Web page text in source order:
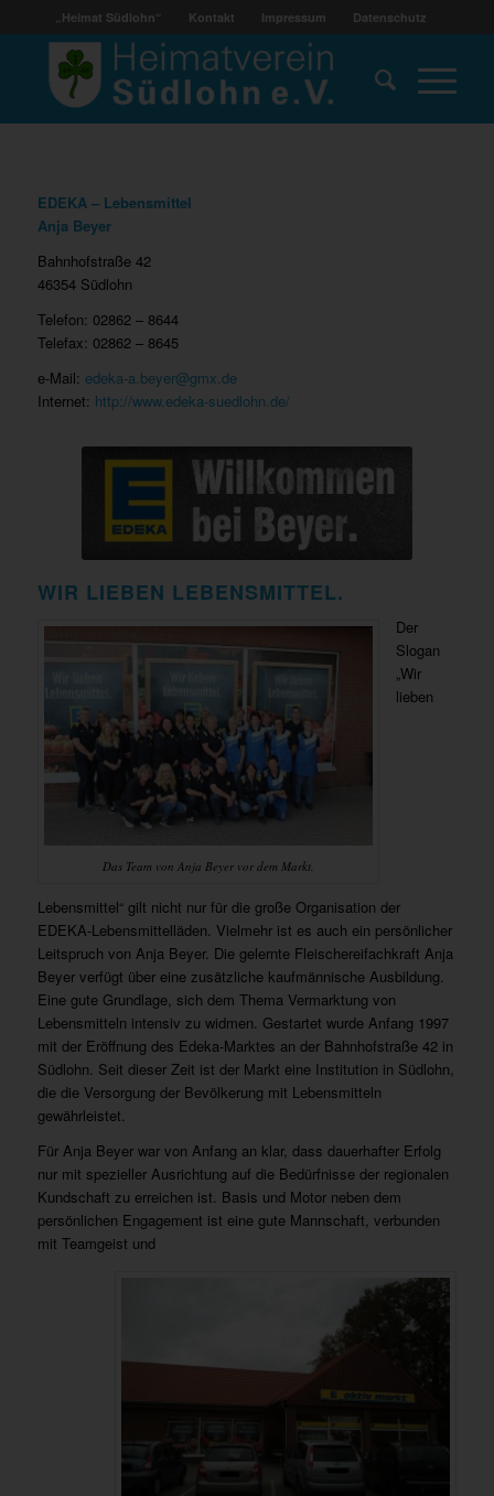
„Heimat Südlohn“ Kontakt Impressum Datenschutz
EDEKA – Lebensmittel
Anja Beyer
Bahnhofstraße 42
46354 Südlohn
Telefon: 02862 – 8644
Telefax: 02862 – 8645
e-Mail: edeka-a.beyer@gmx.de
Internet: http://www.edeka-suedlohn.de/
WIR LIEBEN LEBENSMITTEL.
Das Team von Anja Beyer vor dem Markt.
Der
Slogan
„Wir
lieben
Lebensmittel“ gilt nicht nur für die große Organisation der
EDEKA-Lebensmittelläden. Vielmehr ist es auch ein persönlicher
Leitspruch von Anja Beyer. Die gelernte Fleischereifachkraft Anja
Beyer verfügt über eine zusätzliche kaufmännische Ausbildung.
Eine gute Grundlage, sich dem Thema Vermarktung von
Lebensmitteln intensiv zu widmen. Gestartet wurde Anfang 1997
mit der Eröffnung des Edeka-Marktes an der Bahnhofstraße 42 in
Südlohn. Seit dieser Zeit ist der Markt eine Institution in Südlohn,
die die Versorgung der Bevölkerung mit Lebensmitteln
gewährleistet.
Für Anja Beyer war von Anfang an klar, dass dauerhafter Erfolg
nur mit spezieller Ausrichtung auf die Bedürfnisse der regionalen
Kundschaft zu erreichen ist. Basis und Motor neben dem
persönlichen Engagement ist eine gute Mannschaft, verbunden
mit Teamgeist und